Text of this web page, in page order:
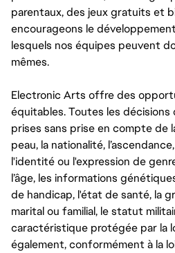
parentaux, des jeux gratuits et
encourageons le
lesquels nos équipes peuvent
mêmes.
Electronic Arts offre des
équitables. Toutes les
prises sans prise en compte de
peau, la nationalité,
l'identité ou l'expression de
l’âge, les informations
de handicap, l'état de santé, la
marital ou familial, le statut
caractéristique protégée par la
également, conformément à la